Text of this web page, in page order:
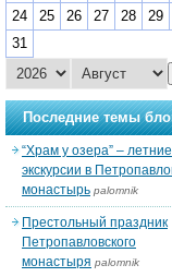
24
25 26 27 28 29
31
Последние темы
“Храм у озера” – летние
экскурсии в
монастырь palomnik
Престольный праздник
Петропавловского
монастыря palomnik